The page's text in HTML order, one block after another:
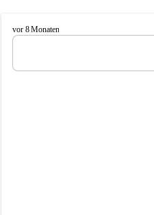
C
e
l
vor 8 Monaten